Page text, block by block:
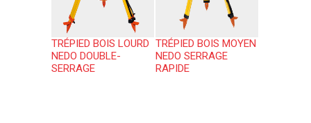
TRÉPIED BOIS LOURD
NEDO DOUBLE-
SERRAGE
TRÉPIED BOIS MOYEN
NEDO SERRAGE
RAPIDE